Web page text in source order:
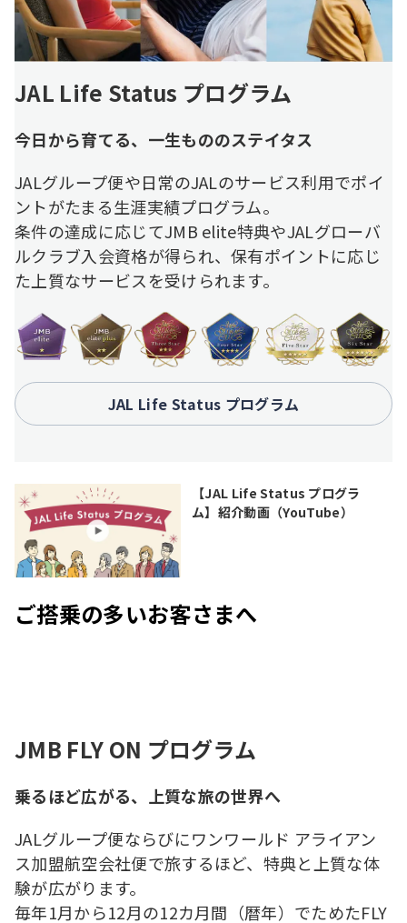
JAL Life Status プログラム
今日から育てる、一生もののステイタス
JALグループ便や日常のJALのサービス利用でポイ
ントがたまる生涯実績プログラム。
条件の達成に応じてJMB elite特典やJALグローバ
ルクラブ入会資格が得られ、保有ポイントに応じ
た上質なサービスを受けられます。
JAL Life Status プログラム
【JAL Life Status プログラ
ム】紹介動画（YouTube）
ご搭乗の多いお客さまへ
JMB FLY ON プログラム
乗るほど広がる、上質な旅の世界へ
JALグループ便ならびにワンワールド アライアン
ス加盟航空会社便で旅するほど、特典と上質な体
験が広がります。
毎年1月から12月の12カ月間（暦年）でためたFLY